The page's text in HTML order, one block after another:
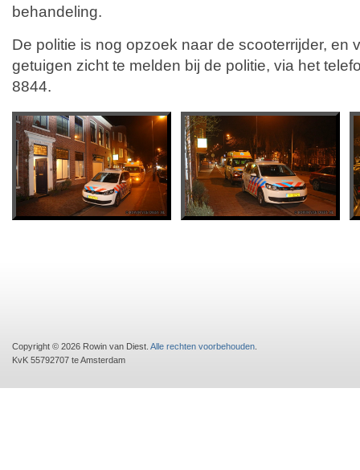
behandeling.
De politie is nog opzoek naar de scooterrijder, en
getuigen zicht te melden bij de politie, via het
8844.
Copyright © 2026 Rowin van Diest. Alle rechten voorbehouden
KvK 55792707 te Amsterdam